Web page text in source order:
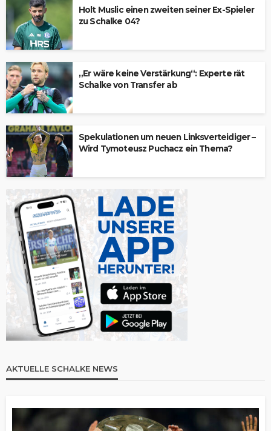
Holt Muslic einen zweiten seiner Ex-Spieler
zu Schalke 04?
„Er wäre keine Verstärkung“: Experte rät
Schalke von Transfer ab
Spekulationen um neuen Linksverteidiger –
Wird Tymoteusz Puchacz ein Thema?
AKTUELLE SCHALKE NEWS